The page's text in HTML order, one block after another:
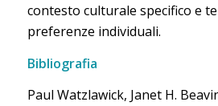
contesto culturale specifico e
preferenze individuali.
Bibliografia
Paul Watzlawick, Janet H.